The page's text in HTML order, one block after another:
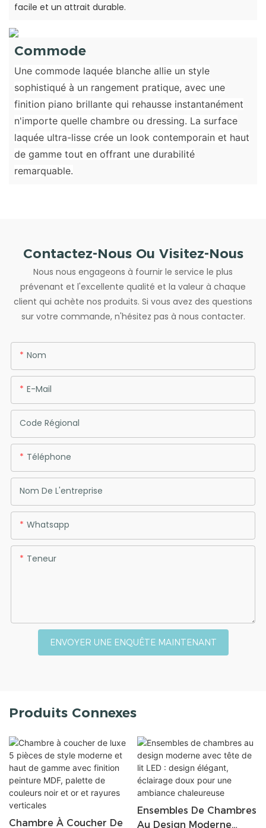
facile et un attrait durable.
Commode
Une commode laquée blanche allie un style
sophistiqué à un rangement pratique, avec une
finition piano brillante qui rehausse instantanément
n'importe quelle chambre ou dressing. La surface
laquée ultra-lisse crée un look contemporain et haut
de gamme tout en offrant une durabilité
remarquable.
Contactez-Nous Ou Visitez-Nous
Nous nous engageons à fournir le service le plus
prévenant et l'excellente qualité et la valeur à chaque
client qui achète nos produits. Si vous avez des questions
sur votre commande, n'hésitez pas à nous contacter.
Nom
E-Mail
Code Régional
Téléphone
Nom De L'entreprise
Whatsapp
Teneur
ENVOYER UNE ENQUÊTE MAINTENANT
Produits Connexes
Chambre À Coucher De
Ensembles De Chambres
Au Design Moderne